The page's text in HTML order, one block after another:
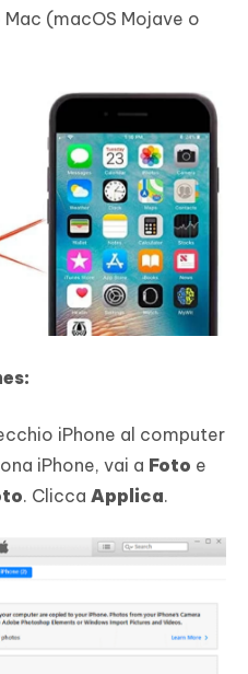
(macOS Mojave o
iPhone al computer
iPhone, vai a Foto e
. Clicca Applica.